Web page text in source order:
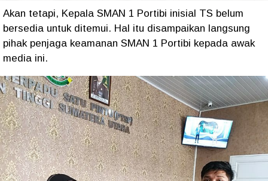
Akan tetapi, Kepala SMAN 1 Portibi inisial TS belum
bersedia untuk ditemui. Hal itu disampaikan langsung
pihak penjaga keamanan SMAN 1 Portibi kepada awak
media ini.